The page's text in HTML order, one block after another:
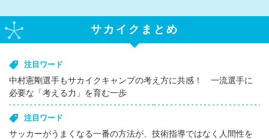
サカイクまとめ
注目ワード
中村憲剛選手もサカイクキャンプの考え方に共感！ 一流選手に
必要な「考える力」を育む一歩
注目ワード
サッカーがうまくなる一番の方法が、技術指導ではなく人間性を